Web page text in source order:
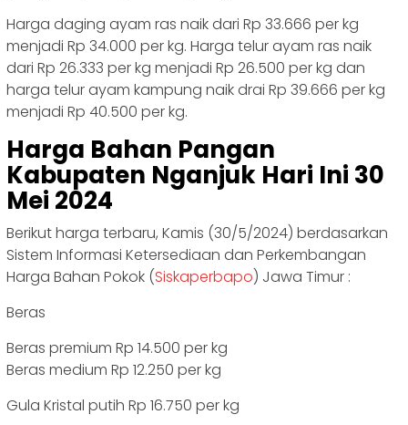
Harga daging ayam ras naik dari Rp 33.666 per kg
menjadi Rp 34.000 per kg. Harga telur ayam ras naik
dari Rp 26.333 per kg menjadi Rp 26.500 per kg dan
harga telur ayam kampung naik drai Rp 39.666 per kg
menjadi Rp 40.500 per kg.
Harga Bahan Pangan
Kabupaten Nganjuk Hari Ini 30
Mei 2024
Berikut harga terbaru, Kamis (30/5/2024) berdasarkan
Sistem Informasi Ketersediaan dan Perkembangan
Harga Bahan Pokok (Siskaperbapo) Jawa Timur :
Beras
Beras premium Rp 14.500 per kg
Beras medium Rp 12.250 per kg
Gula Kristal putih Rp 16.750 per kg